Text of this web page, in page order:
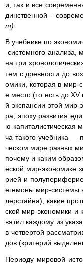
и, так и все
динственной -
m).
В учебнике по
-системного анализа,
на три
тем с древности до
омики, которая в мир-
е место (то есть до
й экспансии этой
ра; эпоху развития
ю капиталистическая
ча такого учебника —
ческом мире разных
почему и каким
еской мир-экономике
рией и
егемоны мир-системы
лерстайна), какие
ской мир-экономики и
вятил каждому из
в четвертой
дов (критерий
Периоду мировой